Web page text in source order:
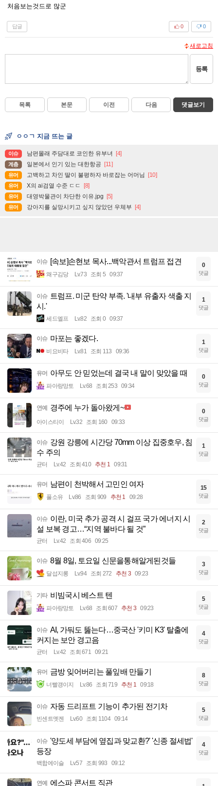
처음보는것드로 많군
답글 0
0
새로고침
등록
목록 본문 이전 다음 댓글보기
ㅇㅇㄱ 지금 뜨는 글
이슈 남편몰래 주담대로 코인한 유부녀 [4]
계층 일본에서 인기 있는 대한항공 [11]
유머 고백하고 차인 딸이 불평하자 바로잡는 어머님 [10]
유머 X의 ai검열 수준 ㄷㄷ [8]
유머 대영박물관이 차단한 이유.jpg [5]
유머 강아지를 실망시키고 싶지 않았던 우체부 [4]
이슈 [속보]손현보 목사...백악관서 트럼프 접견
왜구김당 Lv.73 조회 5 09:37
0
댓글
이슈
트럼프. 미군 탄약 부족. '내부 유출자 색출 지
시.'
세드엘프 Lv.82 조회 0 09:37
1
댓글
이슈 마포는 좋겠다.
비요비타 Lv.81 조회 113 09:36
1
댓글
유머 아무도 안 믿었는데 결국 내 말이 맞았을 때
파아랑망토 Lv.68 조회 253 09:34
0
댓글
연예 경주에 누가 돌아왔게~
아이스티이 Lv.32 조회 160 09:33
0
댓글
이슈 강원 강릉에 시간당 70mm 이상 집중호우, 침
수 주의
균터 Lv.42 조회 410 추천 1 09:31
1
댓글
유머 남편이 천박해서 고민인 여자
풀소유 Lv.86 조회 909 추천 1 09:28
15
댓글
이슈 이란, 미국 추가 공격 시 걸프 국가 에너지 시
설 보복 경고…“지역 불바다 될 것”
균터 Lv.42 조회 406 09:25
2
댓글
이슈 8월 8일, 토요일 신문을통해알게된것들
달섭지롱 Lv.94 조회 272 추천 3 09:23
3
댓글
기타 비빔국시 베스트 텐
파아랑망토 Lv.68 조회 607 추천 3 09:23
5
댓글
이슈 AI, 가둬도 뚫는다…중국산 '키미 K3' 탈출에
커지는 보안 경고음
균터 Lv.42 조회 671 09:21
4
댓글
유머 금방 잊어버리는 풀잎배 만들기
너빨갱이지 Lv.86 조회 719 추천 1 09:18
8
댓글
이슈 자동 드리프트 기능이 추가된 전기차
빈센트멧젠 Lv.60 조회 1104 09:14
5
댓글
이슈 '양도세 부담에 옆집과 맞교환?' '신종 절세법'
등장
백합에이슬 Lv.57 조회 993 09:12
4
댓글
연예 에스파 콘서트 직관